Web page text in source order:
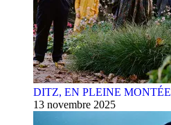
DITZ, EN PLEINE MONTÉE
13 novembre 2025